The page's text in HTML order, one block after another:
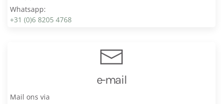
Whatsapp:
+31 (0)6 8205 4768
e-mail
Mail ons via